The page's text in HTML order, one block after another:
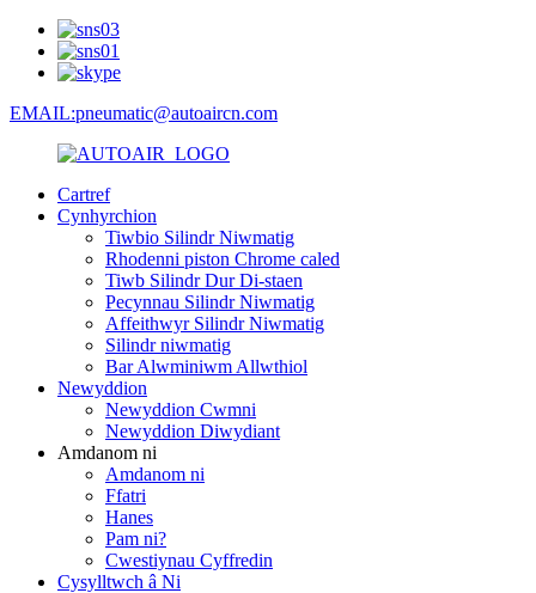
EMAIL:pneumatic@autoaircn.com
Cartref
Cynhyrchion
Tiwbio Silindr Niwmatig
Rhodenni piston Chrome caled
Tiwb Silindr Dur Di-staen
Pecynnau Silindr Niwmatig
Affeithwyr Silindr Niwmatig
Silindr niwmatig
Bar Alwminiwm Allwthiol
Newyddion
Newyddion Cwmni
Newyddion Diwydiant
Amdanom ni
Amdanom ni
Ffatri
Hanes
Pam ni?
Cwestiynau Cyffredin
Cysylltwch â Ni